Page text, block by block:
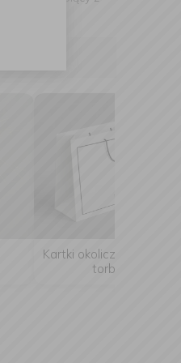
Kartki okolicznościowe,
torby